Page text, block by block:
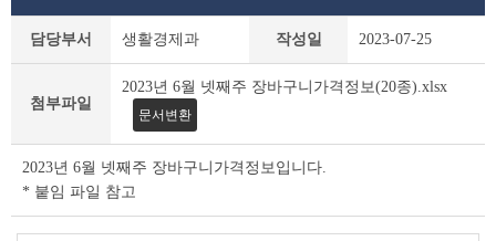
정
보
담당부서 생활경제과 작성일 2023-07-25
첨부파일
2023년 6월 넷째주 장바구니가격정보(20종).xlsx
문서변환
2023년 6월 넷째주 장바구니가격정보입니다.
* 붙임 파일 참고